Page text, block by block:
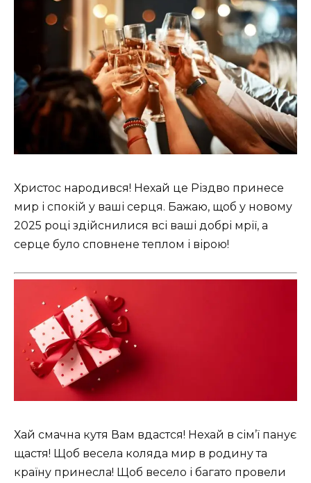
Христос народився! Нехай це Різдво принесе
мир і спокій у ваші серця. Бажаю, щоб у новому
2025 році здійснилися всі ваші добрі мрії, а
серце було сповнене теплом і вірою!
Хай смачна кутя Вам вдастся! Нехай в сім’ї панує
щастя! Щоб весела коляда мир в родину та
країну принесла! Щоб весело і багато провели